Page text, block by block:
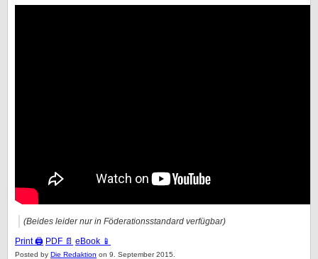
(Beides leider nur in Föderationsstandard verfügbar)
Print 🖨 PDF 📄 eBook 📱
Posted by Die Redaktion on 9. September 2015.